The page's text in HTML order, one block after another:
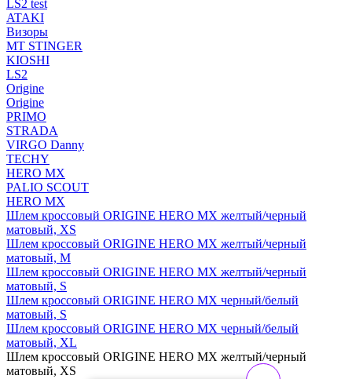
LS2 test
ATAKI
Визоры
MT STINGER
KIOSHI
LS2
Origine
Origine
PRIMO
STRADA
VIRGO Danny
TECHY
HERO MX
PALIO SCOUT
HERO MX
Шлем кроссовый ORIGINE HERO MX желтый/черный
матовый, XS
Шлем кроссовый ORIGINE HERO MX желтый/черный
матовый, M
Шлем кроссовый ORIGINE HERO MX желтый/черный
матовый, S
Шлем кроссовый ORIGINE HERO MX черный/белый
матовый, S
Шлем кроссовый ORIGINE HERO MX черный/белый
матовый, XL
Шлем кроссовый ORIGINE HERO MX желтый/черный
матовый, XS